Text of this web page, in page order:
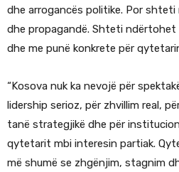
dhe arrogancës politike. Por
dhe propagandë. Shteti ndërtohet
dhe me punë konkrete për
“Kosova nuk ka nevojë për
lidership serioz, për zhvillim real,
tanë strategjikë dhe për
qytetarit mbi interesin partiak.
më shumë se zhgënjim, stagnim